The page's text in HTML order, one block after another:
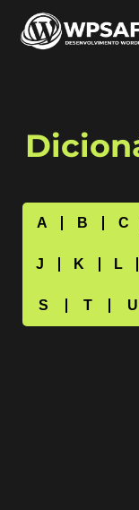
A B C
J
K L
S
T U